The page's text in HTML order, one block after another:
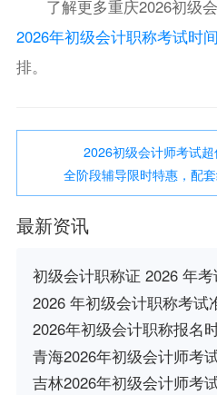
了解更多重庆2026初级
2026年初级会计职称考试时间
排。
2026初级会计师考试
全阶段辅导限时特惠，配
最新资讯
初级会计职称证 2026 年
2026 年初级会计职称考试
2026年初级会计职称报名
青海2026年初级会计师考
吉林2026年初级会计师考